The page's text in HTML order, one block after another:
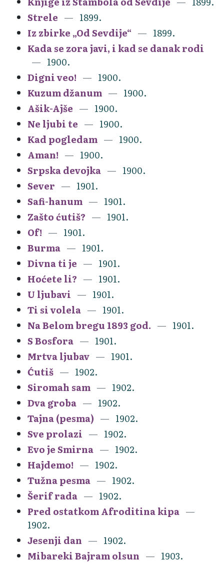
Strele
1899.
Iz zbirke „Od Sevdije“
1899.
Kada se zora javi, i kad se danak rodi
1900.
Digni veo!
1900.
Kuzum džanum
1900.
Ašik-Ajše
1900.
Ne ljubi te
1900.
Kad pogledam
1900.
Aman!
1900.
Srpska devojka
1900.
Sever
1901.
Safi-hanum
1901.
Zašto ćutiš?
1901.
Of!
1901.
Burma
1901.
Divna ti je
1901.
Hoćete li?
1901.
U ljubavi
1901.
Ti si volela
1901.
Na Belom bregu 1893 god.
1901.
S Bosfora
1901.
Mrtva ljubav
1901.
Ćutiš
1902.
Siromah sam
1902.
Dva groba
1902.
Tajna (pesma)
1902.
Sve prolazi
1902.
Evo je Smirna
1902.
Hajdemo!
1902.
Tužna pesma
1902.
Šerif rada
1902.
Pred ostatkom Afroditina kipa
1902.
Jesenji dan
1902.
Mibareki Bajram olsun
1903.